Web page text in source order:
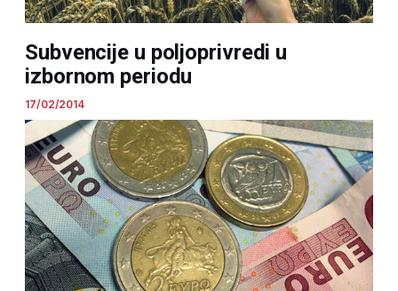
Subvencije u poljoprivredi u
izbornom periodu
17/02/2014